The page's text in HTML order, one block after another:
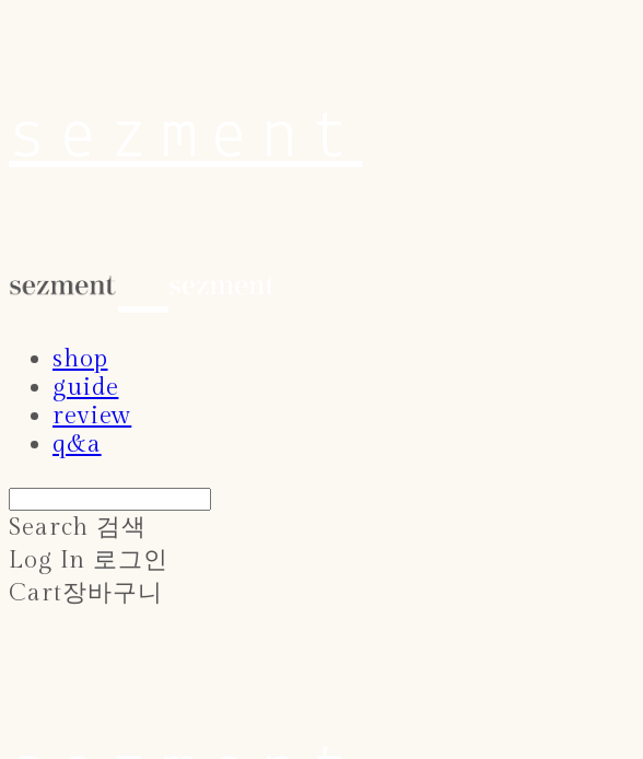
shop
guide
review
q&a
Search 검색
Log In 로그인
Cart장바구니